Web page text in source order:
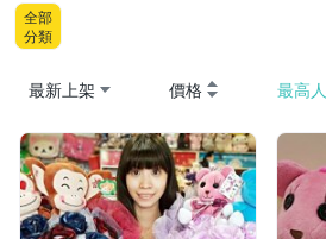
全部
分類
最新上架 價格 最高